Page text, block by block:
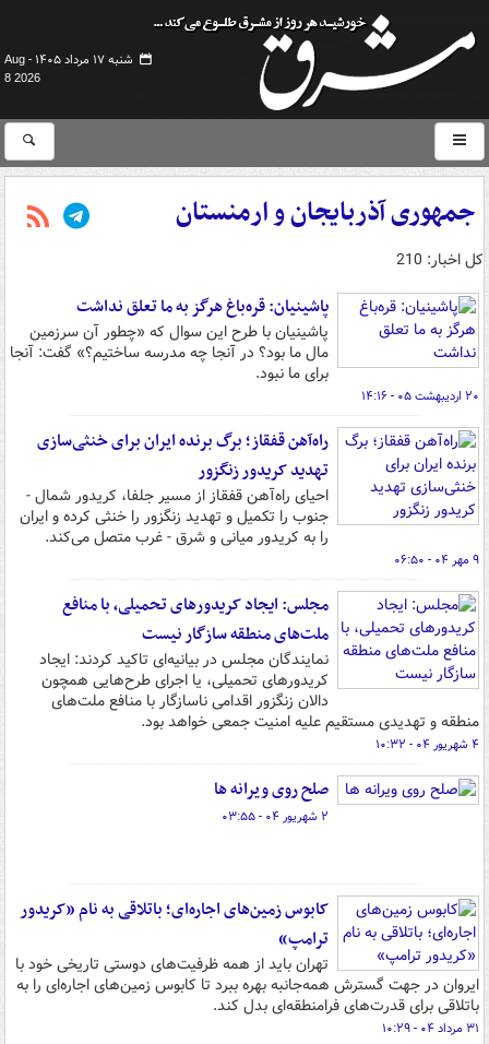
شنبه ۱۷ مرداد ۱۴۰۵ -
Aug
8 2026
جمهوری آذربایجان و ارمنستان
کل اخبار: 210
پاشینیان: قره‌باغ هرگز به ما تعلق نداشت
پاشینیان با طرح این سوال که «چطور آن سرزمین
مال ما بود؟ در آنجا چه مدرسه ساختیم؟» گفت: آنجا
برای ما نبود.
۲۰ اردیبهشت ۰۵ - ۱۴:۱۶
راه‌آهن قفقاز؛ برگ برنده ایران برای خنثی‌سازی
تهدید کریدور زنگزور
احیای راه‌آهن قفقاز از مسیر جلفا، کریدور شمال -
جنوب را تکمیل و تهدید زنگزور را خنثی کرده و ایران
را به کریدور میانی و شرق - غرب متصل می‌کند.
۹ مهر ۰۴ - ۰۶:۵۰
مجلس: ایجاد کریدورهای تحمیلی، با منافع
ملت‌های منطقه سازگار نیست
نمایندگان مجلس در بیانیه‌ای تاکید کردند: ایجاد
کریدورهای تحمیلی، یا اجرای طرح‌هایی همچون
دالان زنگزور اقدامی ناسازگار با منافع ملت‌های
منطقه و تهدیدی مستقیم علیه امنیت جمعی خواهد بود.
۴ شهریور ۰۴ - ۱۰:۳۲
صلح روی ویرانه ها
۲ شهریور ۰۴ - ۰۳:۵۵
کابوس زمین‌های اجاره‌ای؛ باتلاقی به نام «کریدور
ترامپ»
تهران باید از همه ظرفیت‌های دوستی تاریخی خود با
ایروان در جهت گسترش همه‌جانبه بهره ببرد تا کابوس زمین‌های اجاره‌ای را به
باتلاقی برای قدرت‌های فرامنطقه‌ای بدل کند.
۳۱ مرداد ۰۴ - ۱۰:۲۹